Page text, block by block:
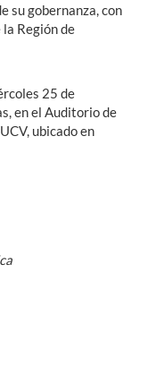
su gobernanza, con
Región de
25 de
en el Auditorio de
ubicado en